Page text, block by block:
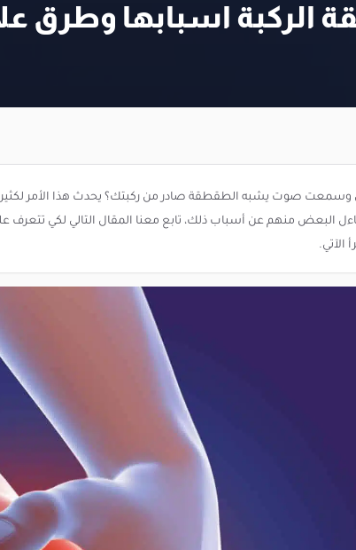
اسبابها وطرق
صوت يشبه الطقطقة صادر من ركبتك؟ يحدث هذا الأمر
البعض منهم عن أسباب ذلك، تابع معنا المقال التالي لكي تتعرف
الآتي.